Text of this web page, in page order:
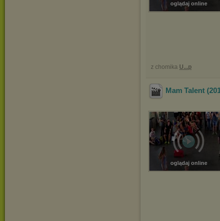
oglądaj online
z chomika U...p
Mam Talent
oglądaj online